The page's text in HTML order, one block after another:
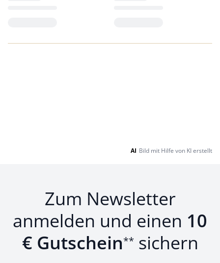
AI Bild mit Hilfe von KI erstellt
Zum Newsletter
anmelden und einen 10
€ Gutschein** sichern